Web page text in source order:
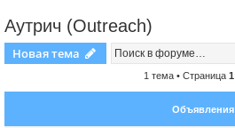
Аутрич (Outreach)
Новая тема
1 тема • Страница 1
Объявления